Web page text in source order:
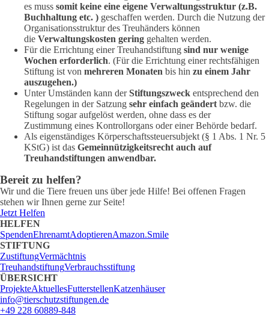
es muss somit keine eine eigene Verwaltungsstruktur (z.B.
Buchhaltung etc. ) geschaffen werden. Durch die Nutzung der
Organisationsstruktur des Treuhänders können
die Verwaltungskosten gering gehalten werden.
Für die Errichtung einer Treuhandstiftung sind nur wenige
Wochen erforderlich. (Für die Errichtung einer rechtsfähigen
Stiftung ist von mehreren Monaten bis hin zu einem Jahr
auszugehen.)
Unter Umständen kann derStiftungszweck entsprechend den
Regelungen in der Satzung sehr einfach geändert bzw. die
Stiftung sogar aufgelöst werden, ohne dass es der
Zustimmung eines Kontrollorgans oder einer Behörde bedarf.
Als eigenständiges Körperschaftssteuersubjekt (§ 1 Abs. 1 Nr. 5
KStG) ist das Gemeinnützigkeitsrecht auch auf
Treuhandstiftungen anwendbar.
Bereit zu helfen?
Wir und die Tiere freuen uns über jede Hilfe! Bei offenen Fragen
stehen wir Ihnen gerne zur Seite!
Jetzt Helfen
HELFEN
SpendenEhrenamtAdoptierenAmazon.Smile
STIFTUNG
ZustiftungVermächtnis
TreuhandstiftungVerbrauchsstiftung
ÜBERSICHT
ProjekteAktuellesFutterstellenKatzenhäuser
info@tierschutzstiftungen.de
+49 228 60889-848